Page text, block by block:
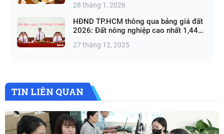
28 tháng 1, 2026
HĐND TP.HCM thông qua bảng giá đất
2026: Đất nông nghiệp cao nhất 1,44
27 tháng 12, 2025
TIN LIÊN QUAN